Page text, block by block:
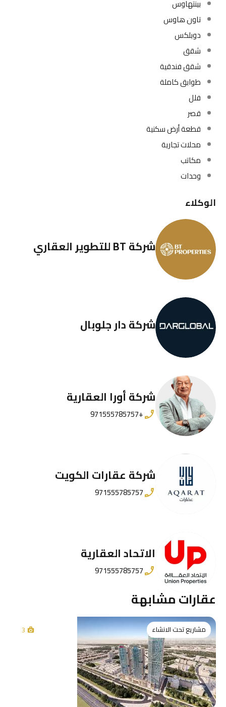
بينتهاوس
تاون هاوس
دوبلكس
شقق
شقق فندقية
طوابق كاملة
فلل
قصر
قطعة أرض سكنية
محلات تجارية
مكاتب
وحدات
الوكلاء
شركة BT للتطوير العقاري
شركة دار جلوبال
شركة أورا العقارية
+971555785757
شركة عقارات الكويت
971555785757
الاتحاد العقارية
971555785757
عقارات مشابهة
مشاريع تحت الانشاء 3